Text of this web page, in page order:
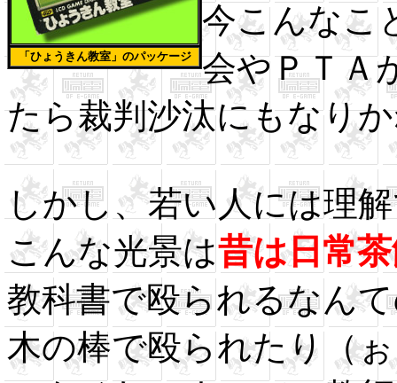
「ひょうきん教室」のパッケージ
今こんなこ
会やＰＴＡ
たら裁判沙汰にもなり
しかし、若い人には理
こんな光景は昔は日常
教科書で殴られるなん
木の棒で殴られたり（